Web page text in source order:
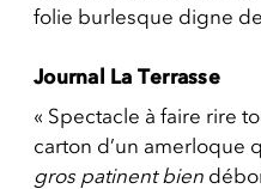
folie burlesque digne
Journal La Terrasse
« Spectacle à faire rire
carton d’un amerloque
gros patinent bien